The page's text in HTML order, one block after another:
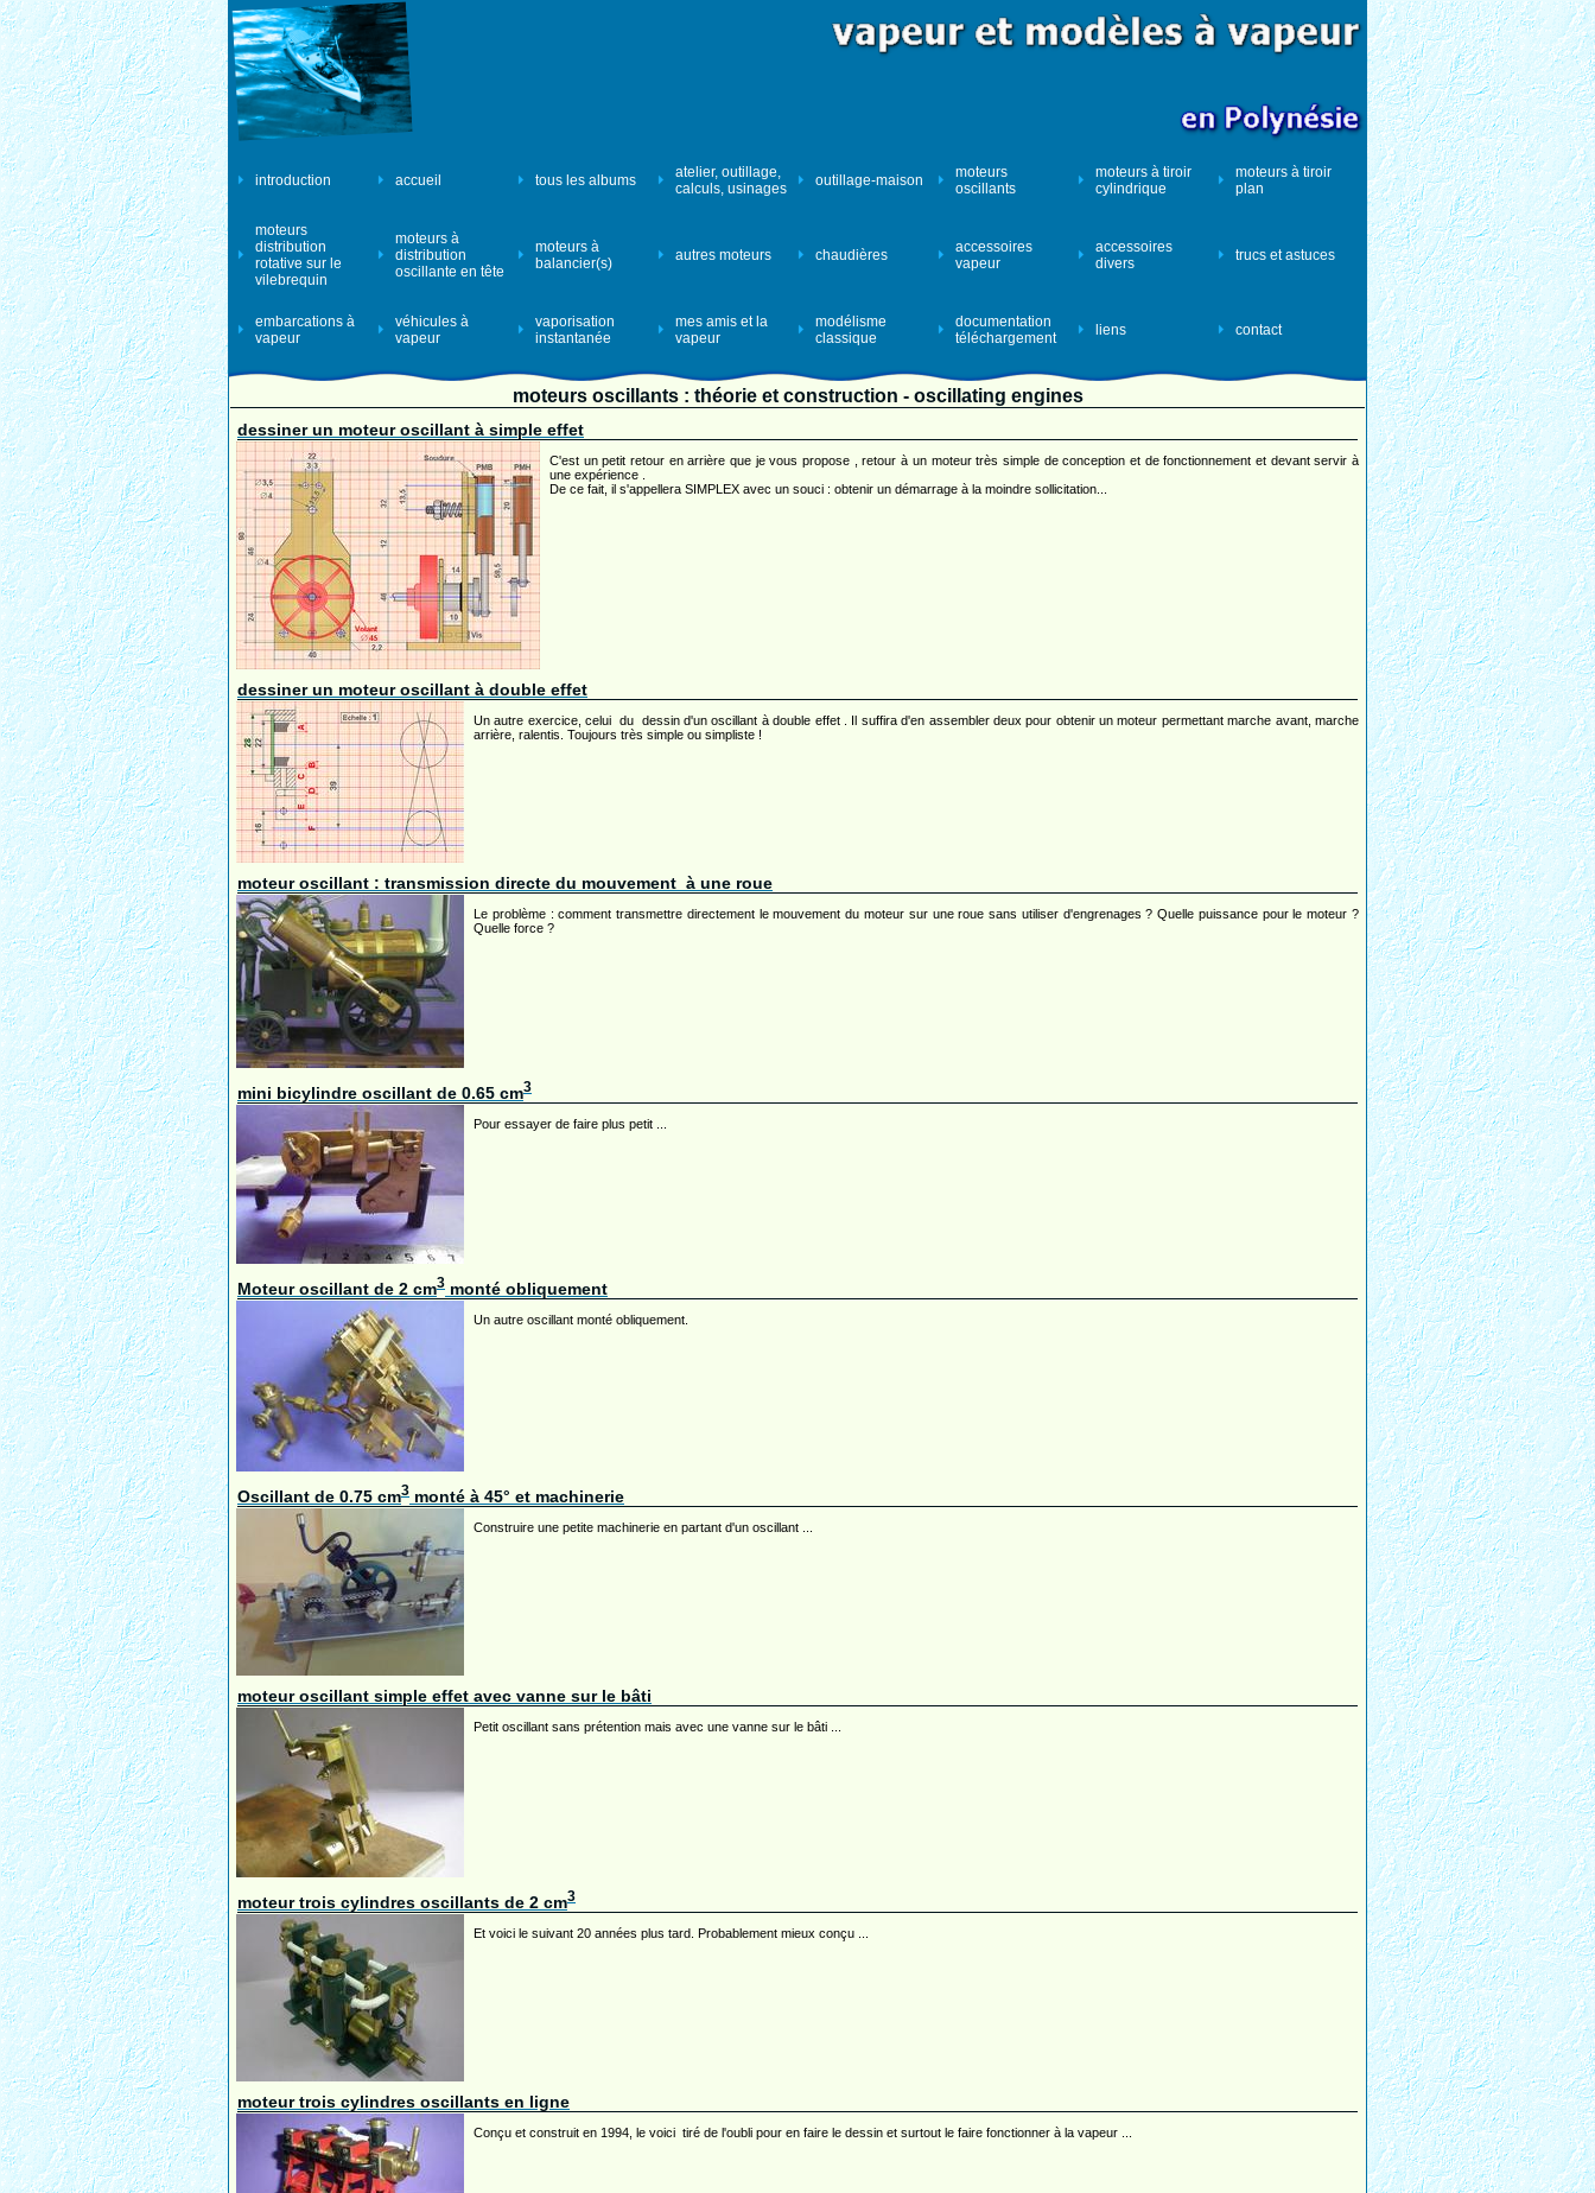
introduction accueil tous les albums
atelier, outillage,
calculs, usinages
outillage-maison
moteurs
oscillants
moteurs à tiroir
cylindrique
moteurs à tiroir
plan
moteurs
distribution
rotative sur le
vilebrequin
moteurs à
distribution
oscillante en tête
moteurs à
balancier(s)
autres moteurs chaudières
accessoires
vapeur
accessoires
divers
trucs et astuces
embarcations à
vapeur
véhicules à
vapeur
vaporisation
instantanée
mes amis et la
vapeur
modélisme
classique
documentation
téléchargement
liens contact
moteurs oscillants : théorie et construction - oscillating engines
dessiner un moteur oscillant à simple effet
C'est un petit retour en arrière que je vous propose , retour à un moteur très simple de conception et de fonctionnement et devant servir à
une expérience .
De ce fait, il s'appellera SIMPLEX avec un souci : obtenir un démarrage à la moindre sollicitation...
dessiner un moteur oscillant à double effet
Un autre exercice, celui du dessin d'un oscillant à double effet . Il suffira d'en assembler deux pour obtenir un moteur permettant marche avant, marche
arrière, ralentis. Toujours très simple ou simpliste !
moteur oscillant : transmission directe du mouvement à une roue
Le problème : comment transmettre directement le mouvement du moteur sur une roue sans utiliser d'engrenages ? Quelle puissance pour le moteur ?
Quelle force ?
mini bicylindre oscillant de 0.65 cm3
Pour essayer de faire plus petit ...
Moteur oscillant de 2 cm3 monté obliquement
Un autre oscillant monté obliquement.
Oscillant de 0.75 cm3 monté à 45° et machinerie
Construire une petite machinerie en partant d'un oscillant ...
moteur oscillant simple effet avec vanne sur le bâti
Petit oscillant sans prétention mais avec une vanne sur le bâti ...
moteur trois cylindres oscillants de 2 cm3
Et voici le suivant 20 années plus tard. Probablement mieux conçu ...
moteur trois cylindres oscillants en ligne
Conçu et construit en 1994, le voici tiré de l'oubli pour en faire le dessin et surtout le faire fonctionner à la vapeur ...